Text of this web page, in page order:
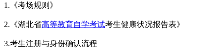
1.《考场规则》
2.《湖北省高等教育自学考试考生健康状况报告表》
3.考生注册与身份确认流程